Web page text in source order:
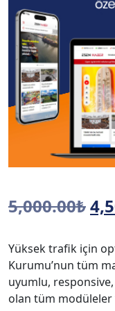
5,000.00₺
Yüksek trafik için
Kurumu’nun tüm
uyumlu,
olan tüm modüleler